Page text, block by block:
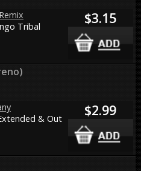
Tribal
$3.15
& Out
$2.99